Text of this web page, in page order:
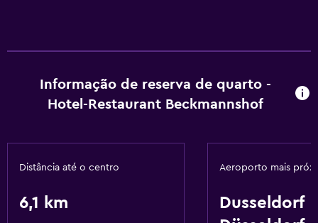
Informação de reserva de quarto -
Hotel-Restaurant Beckmannshof
Distância até o centro
6,1 km
Aeroporto mais
Dusseldorf